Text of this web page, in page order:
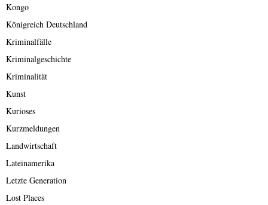
Kongo
Königreich Deutschland
Kriminalfälle
Kriminalgeschichte
Kriminalität
Kunst
Kurioses
Kurzmeldungen
Landwirtschaft
Lateinamerika
Letzte Generation
Lost Places